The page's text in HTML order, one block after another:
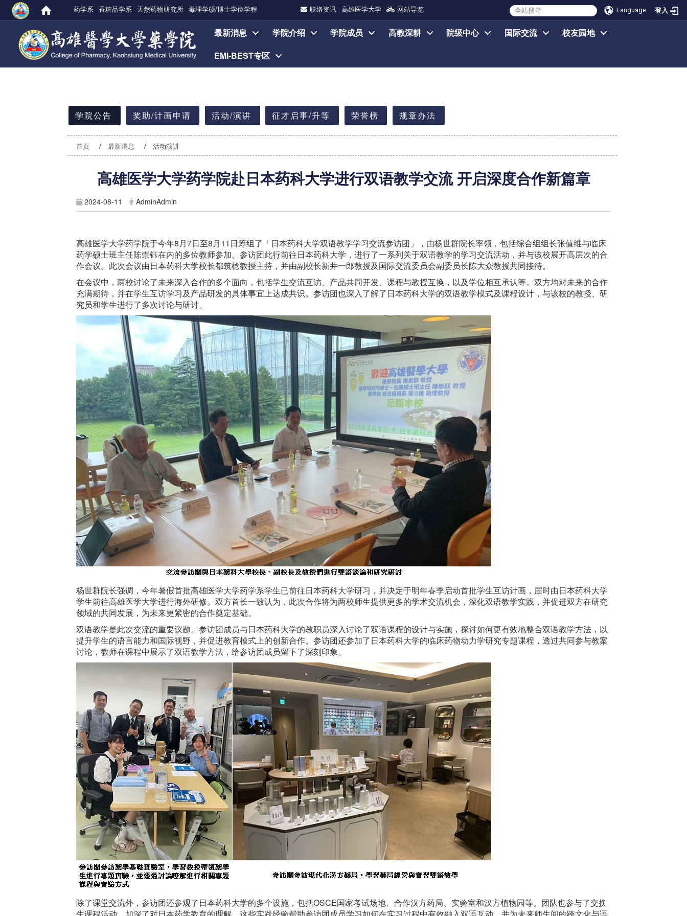
Language 登入
药学系 香粧品学系 天然药物研究所 毒理学硕/博士学位学程 联络资讯 高雄医学大学 网站导览
最新消息 学院介绍 学院成员 高教深耕 院级中心 国际交流
校友园地
EMI-BEST专区
学院公告
奖助/计画申请 活动/演讲 征才启事/升等 荣誉榜 规章办法
首页 最新消息 活动演讲
高雄医学大学药学院赴日本药科大学进行双语教学交流 开启深度合作新篇章
2024-08-11 AdminAdmin
高雄医学大学药学院于今年8月7日至8月11日筹组了「日本药科大学双语教学学习交流参访团」，由杨世群院长率领，包括综合组组长张值维与临床
药学硕士班主任陈崇钰在内的多位教师参加。参访团此行前往日本药科大学，进行了一系列关于双语教学的学习交流活动，并与该校展开高层次的合
作会议。此次会议由日本药科大学校长都筑棯教授主持，并由副校长新井一郎教授及国际交流委员会副委员长陈大众教授共同接待。
在会议中，两校讨论了未来深入合作的多个面向，包括学生交流互访、产品共同开发、课程与教授互换，以及学位相互承认等。双方均对未来的合作
充满期待，并在学生互访学习及产品研发的具体事宜上达成共识。参访团也深入了解了日本药科大学的双语教学模式及课程设计，与该校的教授、研
究员和学生进行了多次讨论与研讨。
杨世群院长强调，今年暑假首批高雄医学大学药学系学生已前往日本药科大学研习，并决定于明年春季启动首批学生互访计画，届时由日本药科大学
学生前往高雄医学大学进行海外研修。双方首长一致认为，此次合作将为两校师生提供更多的学术交流机会，深化双语教学实践，并促进双方在研究
领域的共同发展，为未来更紧密的合作奠定基础。
双语教学是此次交流的重要议题。参访团成员与日本药科大学的教职员深入讨论了双语课程的设计与实施，探讨如何更有效地整合双语教学方法，以
提升学生的语言能力和国际视野，并促进教育模式上的创新合作。参访团还参加了日本药科大学的临床药物动力学研究专题课程，透过共同参与教案
讨论，教师在课程中展示了双语教学方法，给参访团成员留下了深刻印象。
除了课堂交流外，参访团还参观了日本药科大学的多个设施，包括OSCE国家考试场地、合作汉方药局、实验室和汉方植物园等。团队也参与了交换